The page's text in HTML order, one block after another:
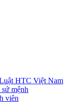
HTC Việt Nam
mệnh
viên